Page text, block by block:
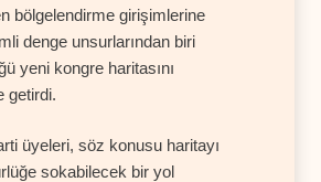
bölgelendirme girişimlerine
denge unsurlarından biri
yeni kongre haritasını
getirdi.
üyeleri, söz konusu haritayı
sokabilecek bir yol